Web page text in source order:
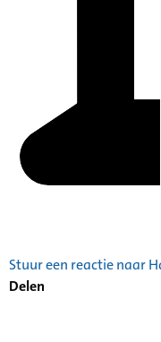
Stuur een reactie naar
Delen